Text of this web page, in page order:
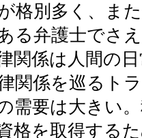
格別多く、ま
る弁護士でさ
関係は人間の
関係を巡るト
需要は大きい
格を取得する